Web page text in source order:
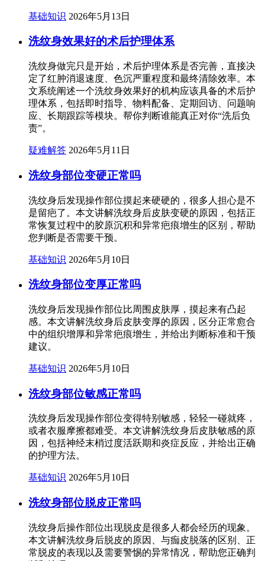
基础知识 2026年5月13日
洗纹身效果好的术后护理体系
洗纹身做完只是开始，术后护理体系是否完善，直接决
定了红肿消退速度、色沉严重程度和最终清除效率。本
文系统阐述一个洗纹身效果好的机构应该具备的术后护
理体系，包括即时指导、物料配备、定期回访、问题响
应、长期跟踪等模块。帮你判断谁能真正对你“洗后负
责”。
疑难解答 2026年5月11日
洗纹身部位变硬正常吗
洗纹身后发现操作部位摸起来硬硬的，很多人担心是不
是留疤了。本文讲解洗纹身后皮肤变硬的原因，包括正
常恢复过程中的胶原沉积和异常疤痕增生的区别，帮助
您判断是否需要干预。
基础知识 2026年5月10日
洗纹身部位变厚正常吗
洗纹身后发现操作部位比周围皮肤厚，摸起来有凸起
感。本文讲解洗纹身后皮肤变厚的原因，区分正常愈合
中的组织增厚和异常疤痕增生，并给出判断标准和干预
建议。
基础知识 2026年5月10日
洗纹身部位敏感正常吗
洗纹身后发现操作部位变得特别敏感，轻轻一碰就疼，
或者衣服摩擦都难受。本文讲解洗纹身后皮肤敏感的原
因，包括神经末梢过度活跃期和炎症反应，并给出正确
的护理方法。
基础知识 2026年5月10日
洗纹身部位脱皮正常吗
洗纹身后操作部位出现脱皮是很多人都会经历的现象。
本文讲解洗纹身后脱皮的原因、与痂皮脱落的区别、正
常脱皮的表现以及需要警惕的异常情况，帮助您正确判